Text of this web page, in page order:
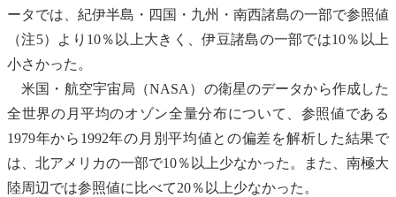
ータでは、紀伊半島・四国・九州・ 南西諸島の一部で参照値
（注5）より10％以上大きく、伊豆諸島の一部では10％以上
小さかった。
米国・航空宇宙局（NASA）の衛星のデータから作成した
全世界の月平均のオゾン全量分布について、参照値である
1979年から1992年の月別平均値との偏差を解析した結果で
は、北アメリカの一部で10％以上少なかった。また、 南極大
陸周辺では参照値に比べて20％以上少なかった。